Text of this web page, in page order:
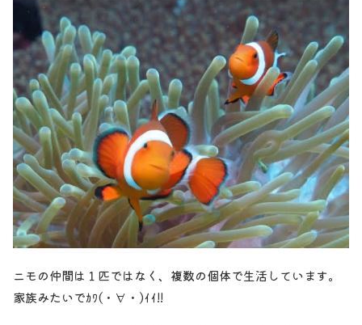
ニモの仲間は１匹ではなく、複数の個体で生活しています。
家族みたいでｶﾜ(・∀・)ｲｲ!!